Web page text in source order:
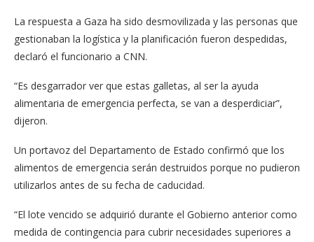
La respuesta a Gaza ha sido desmovilizada y las personas que
gestionaban la logística y la planificación fueron despedidas,
declaró el funcionario a CNN.
“Es desgarrador ver que estas galletas, al ser la ayuda
alimentaria de emergencia perfecta, se van a desperdiciar”,
dijeron.
Un portavoz del Departamento de Estado confirmó que los
alimentos de emergencia serán destruidos porque no pudieron
utilizarlos antes de su fecha de caducidad.
“El lote vencido se adquirió durante el Gobierno anterior como
medida de contingencia para cubrir necesidades superiores a